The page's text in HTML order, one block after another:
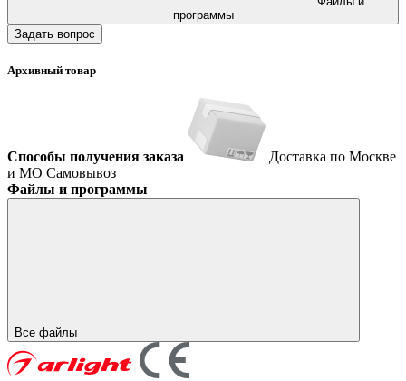
программы
Задать вопрос
Архивный товар
Способы получения заказа
Доставка по Москве
и МО Самовывоз
Файлы и программы
Все файлы